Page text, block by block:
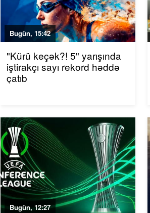
Bugün, 15:42
"Kürü keçək?! 5" yarışında
iştirakçı sayı rekord həddə
çatıb
Bugün, 12:27